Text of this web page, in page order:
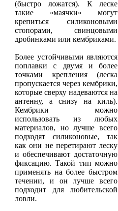
(быстро ложатся). К леске
такие «маячки» могут
крепиться силиконовыми
стопорами, свинцовыми
дробинками или кембриками.
Более устойчивыми являются
поплавки с двумя и более
точками крепления (леска
пропускается через кембрики,
которые сверху надеваются на
антенну, а снизу на киль).
Кембрики можно
использовать из любых
материалов, но лучше всего
подходят силиконовые, так
как они не перетирают леску
и обеспечивают достаточную
фиксацию. Такой тип можно
применять на более быстром
течении, и он лучше всего
подходит для любительской
ловли.